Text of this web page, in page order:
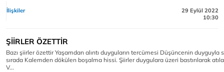
İlişkiler
29 Eylül 2022
10:30
ŞİİRLER ÖZETTİR
Bazı şiirler özettir Yaşamdan alıntı duyguların tercümesi Düşüncenin duyguyla
sırada Kalemden dökülen boşalma hissi. Şiirler duygulara üzeri bastırılarak
V...